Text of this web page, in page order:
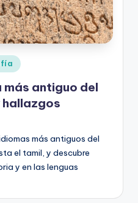
más antiguo del
hallazgos
más antiguos del
el tamil, y descubre
y en las lenguas